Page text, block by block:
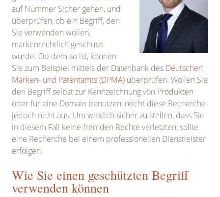
auf Nummer Sicher gehen, und
überprüfen, ob ein Begriff, den
Sie verwenden wollen,
markenrechtlich geschützt
wurde. Ob dem so ist, können
Sie zum Beispiel mittels der Datenbank des Deutschen
Marken- und Patentamts (DPMA) überprüfen. Wollen Sie
den Begriff selbst zur Kennzeichnung von Produkten
oder für eine Domain benutzen, reicht diese Recherche
jedoch nicht aus. Um wirklich sicher zu stellen, dass Sie
in diesem Fall keine fremden Rechte verletzten, sollte
eine Recherche bei einem professionellen Dienstleister
erfolgen.
Wie Sie einen geschützten Begriff
verwenden können